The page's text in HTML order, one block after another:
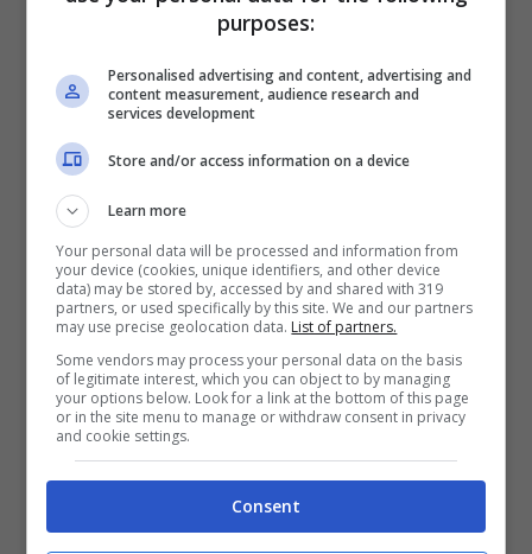
La vacunación avanza a ritmo lento pero es una esperanza en la
lucha contra el coronavirus (Foto de RF._.studio – Pexels).
En este sentido, laOMSespera que la vacuna
pueda ayudar no sólo a disminuir los contagios
deCovid-19
nuevas variantes del virus SARS-Cov-2.
es el esperado.
Datos para mejorar
políticas sanitarias
Al tiempo que más personas se vacunan, desde
laOMSy laOrganización de las Naciones
reclaman a los Estados mejores
datos para poder diseñar políticas sanitarias
purposes:
Personalised advertising and content, advertising and
content measurement, audience research and
services development
Store and/or access information on a device
Learn more
Your personal data will be processed and information from
your device (cookies, unique identifiers, and other device
data) may be stored by, accessed by and shared with 319
partners, or used specifically by this site. We and our partners
may use precise geolocation data. List of partners.
Some vendors may process your personal data on the basis
of legitimate interest, which you can object to by managing
your options below. Look for a link at the bottom of this page
or in the site menu to manage or withdraw consent in privacy
and cookie settings.
Consent